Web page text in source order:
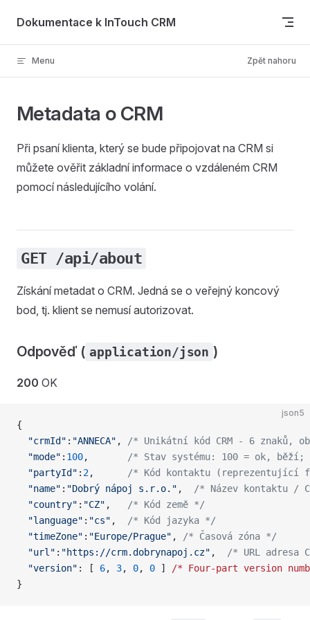
Skip to content
Dokumentace k InTouch CRM
Menu Zpět nahoru
Metadata o CRM
Při psaní klienta, který se bude připojovat na CRM si
můžete ověřit základní informace o vzdáleném CRM
pomocí následujícího volání.
GET /api/about
Získání metadat o CRM. Jedná se o veřejný koncový
bod, tj. klient se nemusí autorizovat.
Odpověď ( application/json )
200 OK
json5
{
  "crmId"
: "ANNECA" ,
/* Unikátní kód CRM - 6 znaků,
  "mode"
: 100,
/* Stav systému: 100 = ok,
  "partyId"
: 2,
/* Kód kontaktu (reprezentující
  "name"
: "Dobrý nápoj s.r.o." ,
/* Název kontaktu /
  "country"
: "CZ" ,
/* Kód země */
  "language"
: "cs" ,
/* Kód jazyka */
  "timeZone"
: "Europe/Prague" ,
/* Časová zóna */
  "url"
: "https://crm.dobrynapoj.cz" ,
/* URL adresa
  "version"
: [ 6, 3, 0, 0 ] /* Four-part version
}